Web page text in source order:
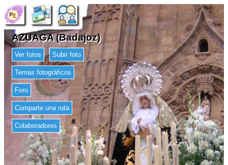
AZUAGA (Badajoz)
Ver fotos Subir foto
Temas fotográficos
Foro
Comparte una ruta
Colaboradores